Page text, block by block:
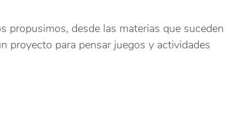
propusimos, desde las materias que suceden
proyecto para pensar juegos y actividades